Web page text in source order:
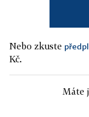
Nebo zkuste
Kč.
Máte